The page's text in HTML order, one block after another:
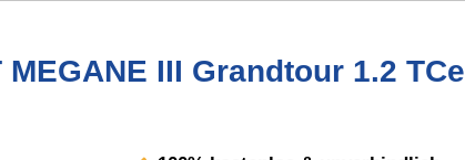
III Grandtour 1.2 TCe